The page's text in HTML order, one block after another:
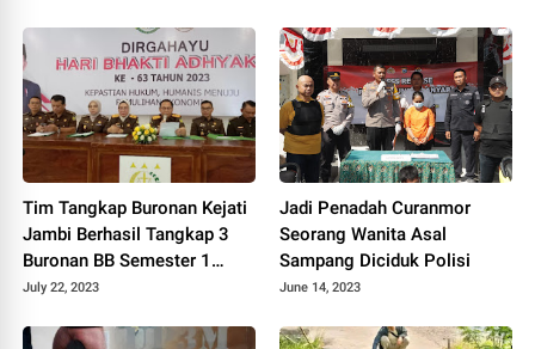
Tim Tangkap Buronan Kejati
Jambi Berhasil Tangkap 3
Buronan BB Semester 1
Tahun 2023
July 22, 2023
Jadi Penadah Curanmor
Seorang Wanita Asal
Sampang Diciduk Polisi
June 14, 2023